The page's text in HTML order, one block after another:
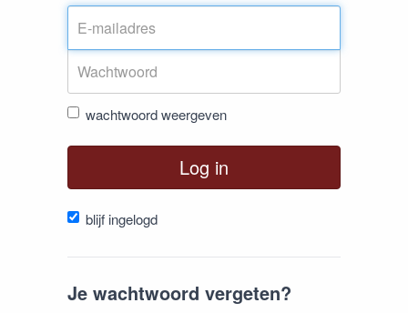
wachtwoord weergeven
Log in
blijf ingelogd
Je wachtwoord vergeten?